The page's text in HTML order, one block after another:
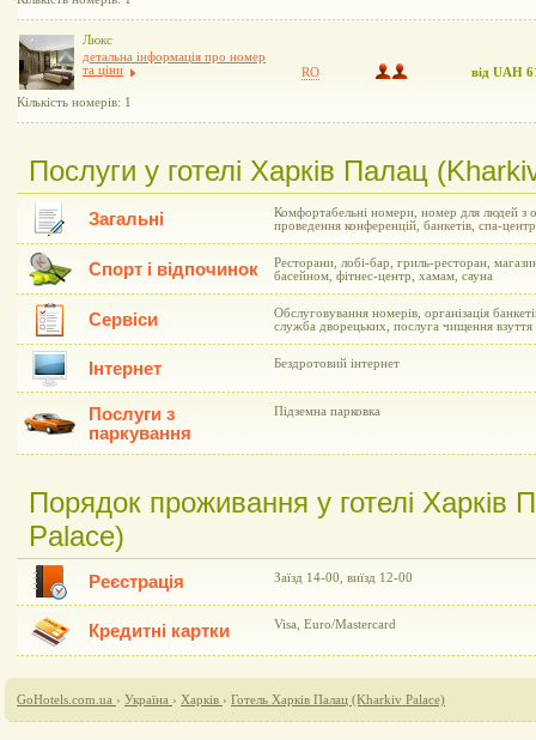
Люкс
детальна інформація про номер
та ціни
Кількість номерів: 1
RO від UAH
Послуги у готелі Харків Палац
Загальні
Комфортабельні номери, номер для людей з
проведення конференцій, банкетів, спа-
Спорт і відпочинок
Ресторани, лобі-бар, гриль-ресторан,
басейном, фітнес-центр, хамам, сауна
Сервіси
Обслуговування номерів, організація
служба дворецьких, послуга чищення взуття
Інтернет Бездротовий інтернет
Послуги з
паркування
Підземна парковка
Порядок проживання у готелі Харків
Palace)
Реєстрація Заїзд 14-00, виїзд 12-00
Кредитні картки Visa, Euro/Mastercard
GoHotels.com.ua › Україна › Харків › Готель Харків Палац (Kharkiv Palace)